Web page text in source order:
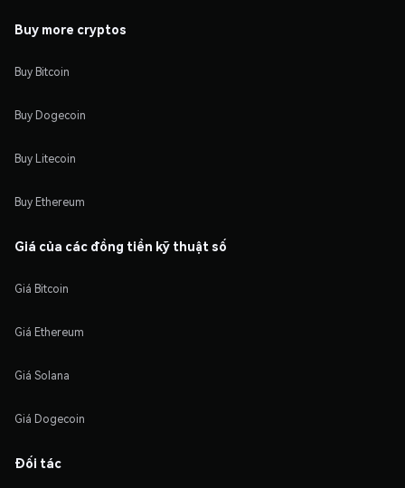
Buy more cryptos
Buy Bitcoin
Buy Dogecoin
Buy Litecoin
Buy Ethereum
Giá của các đồng tiền kỹ thuật số
Giá Bitcoin
Giá Ethereum
Giá Solana
Giá Dogecoin
Đối tác